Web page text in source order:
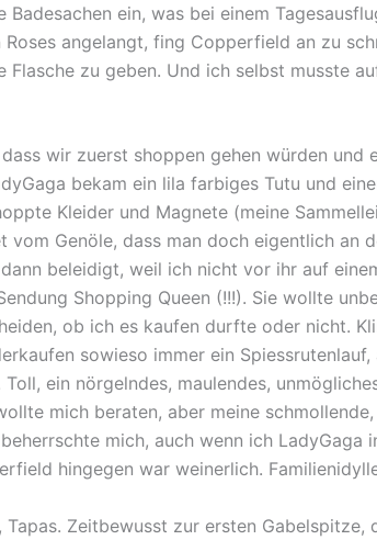
ein, was bei einem
angelangt, fing Copperfield an zu
Flasche zu geben. Und ich selbst musste
wir zuerst shoppen gehen würden und
bekam ein lila farbiges Tutu und
Kleider und Magnete (meine
vom Genöle, dass man doch eigentlich an
beleidigt, weil ich nicht vor ihr auf
Shopping Queen (!!!). Sie wollte
ob ich es kaufen durfte oder nicht.
sowieso immer ein
ein nörgelndes, maulendes,
mich beraten, aber meine
mich, auch wenn ich LadyGaga
hingegen war weinerlich.
Zeitbewusst zur ersten Gabelspitze,